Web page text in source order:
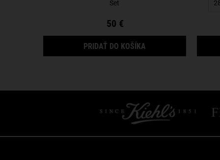
Set
50 €
PRIDAŤ DO KOŠÍKA HYDRATING HITS